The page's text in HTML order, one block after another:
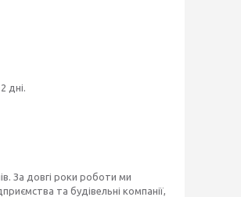
дні.
За довгі роки роботи ми
та будівельні компанії,